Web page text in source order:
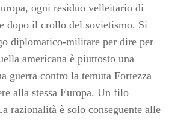
ogni residuo velleitario di
dopo il crollo del sovietismo. Si
diplomatico-militare per dire per
americana è piuttosto una
guerra contro la temuta Fortezza
alla stessa Europa. Un filo
razionalità è solo conseguente alle